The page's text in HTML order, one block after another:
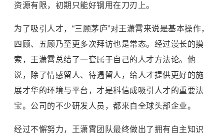
资源有限，初期只能好钢用在刀刃上。
为了吸引人才，“三顾茅庐”对王潇霄来说是基本操作，
四顾、五顾乃至更多次拜访也是常态。经过漫长的摸
索，王潇霄总结了一套属于自己的人才方法论。他
说，除了情感留人、待遇留人，给人才提供更好的施
展才华的环境与平台，才是科信成吸引人才的重要法
宝。公司的不少研发人员，都来自全球头部企业。
经过不懈努力，王潇霄团队最终做出了拥有自主知识